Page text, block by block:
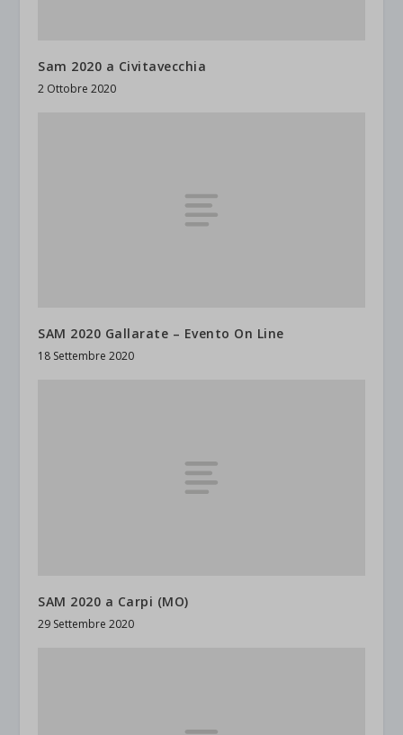
Sam 2020 a Civitavecchia
2 Ottobre 2020
SAM 2020 Gallarate – Evento On Line
18 Settembre 2020
SAM 2020 a Carpi (MO)
29 Settembre 2020